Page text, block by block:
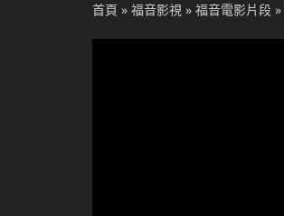
首頁 » 福音影視 » 福音電影片段 »